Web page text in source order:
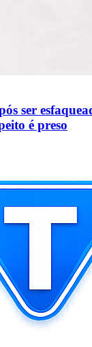
ser
é preso